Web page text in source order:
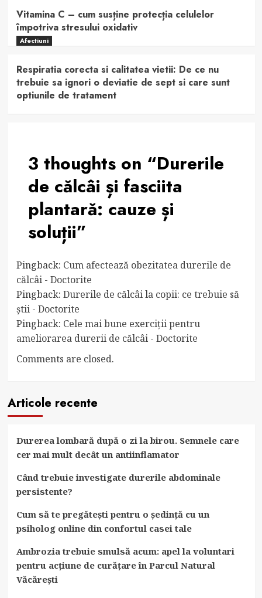
Vitamina C – cum susține protecția celulelor
împotriva stresului oxidativ
Afectiuni
Respiratia corecta si calitatea vietii: De ce nu
trebuie sa ignori o deviatie de sept si care sunt
optiunile de tratament
3 thoughts on “Durerile
de călcâi și fasciita
plantară: cauze și
soluții”
Pingback: Cum afectează obezitatea durerile de
călcâi - Doctorite
Pingback: Durerile de călcâi la copii: ce trebuie să
știi - Doctorite
Pingback: Cele mai bune exerciții pentru
ameliorarea durerii de călcâi - Doctorite
Comments are closed.
Articole recente
Durerea lombară după o zi la birou. Semnele care
cer mai mult decât un antiinflamator
Când trebuie investigate durerile abdominale
persistente?
Cum să te pregătești pentru o ședință cu un
psiholog online din confortul casei tale
Ambrozia trebuie smulsă acum: apel la voluntari
pentru acțiune de curățare în Parcul Natural
Văcărești